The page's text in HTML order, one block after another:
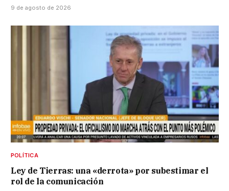
9 de agosto de 2026
POLÍTICA
Ley de Tierras: una «derrota» por subestimar el
rol de la comunicación